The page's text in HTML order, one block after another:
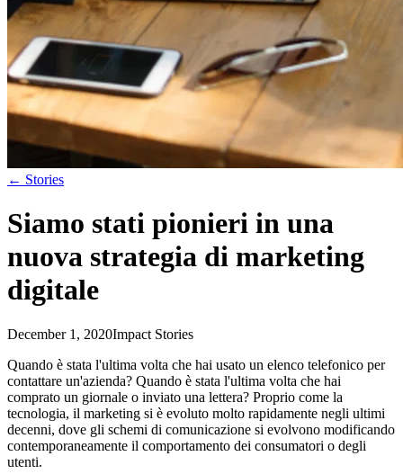
← Stories
Siamo stati pionieri in una
nuova strategia di marketing
digitale
December 1, 2020Impact Stories
Quando è stata l'ultima volta che hai usato un elenco telefonico per
contattare un'azienda? Quando è stata l'ultima volta che hai
comprato un giornale o inviato una lettera? Proprio come la
tecnologia, il marketing si è evoluto molto rapidamente negli ultimi
decenni, dove gli schemi di comunicazione si evolvono modificando
contemporaneamente il comportamento dei consumatori o degli
utenti.